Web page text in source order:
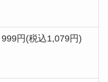
999円(税込1,079円)